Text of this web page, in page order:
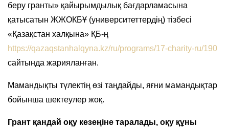
беру гранты» қайырымдылық бағдарламасына
қатысатын ЖЖОКБҰ (университеттердің) тізбесі
«Қазақстан халқына» ҚБ-ң
https://qazaqstanhalqyna.kz/ru/programs/17-charity-ru/190
сайтында жарияланған.
Мамандықты түлектің өзі таңдайды, яғни мамандықтар
бойынша шектеулер жоқ.
Грант қандай оқу кезеңіне таралады, оқу құны